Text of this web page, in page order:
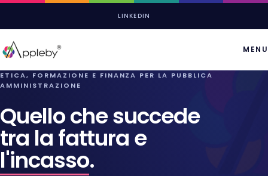
LINKEDIN
MENU
ETICA, FORMAZIONE E FINANZA PER LA PUBBLICA
AMMINISTRAZIONE
Quello che succede
tra la fattura e
l'incasso.